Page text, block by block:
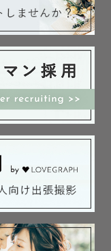
カップルフォト
しませんか？
のだとたくさんの
迎える準備をする
姿、ご家族の姿、